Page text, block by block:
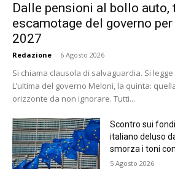
Dalle pensioni al bollo auto,
escamotage del governo
2027
Redazione - 6 Agosto 2026
Si chiama clausola di salvaguardia. Si
L’ultima del governo Meloni, la quinta:
orizzonte da non ignorare. Tutti...
Scontro sui
italiano deluso
smorza i toni
5 Agosto 2026